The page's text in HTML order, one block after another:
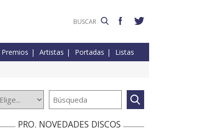
Premios Artistas Portadas Listas
PRO. NOVEDADES DISCOS